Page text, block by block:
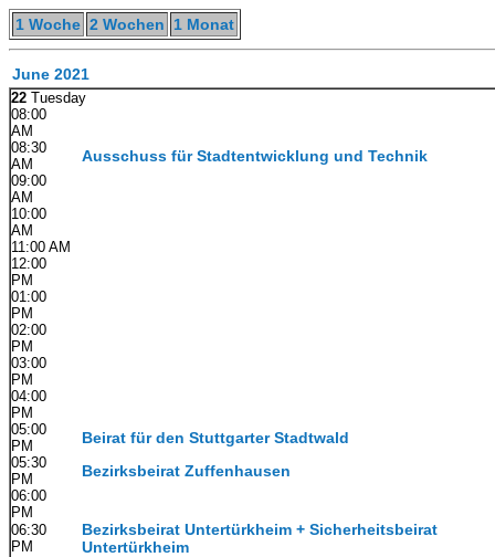
1 Woche 2 Wochen 1 Monat
June 2021
22 Tuesday
08:00
AM
08:30
AM
Ausschuss für Stadtentwicklung und Technik
09:00
AM
10:00
AM
11:00 AM
12:00
PM
01:00
PM
02:00
PM
03:00
PM
04:00
PM
05:00
PM
Beirat für den Stuttgarter Stadtwald
05:30
PM
Bezirksbeirat Zuffenhausen
06:00
PM
06:30
PM
Bezirksbeirat Untertürkheim + Sicherheitsbeirat
Untertürkheim